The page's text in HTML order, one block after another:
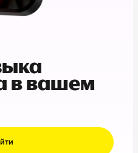
в вашем